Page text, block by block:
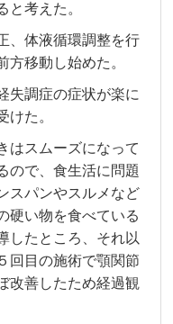
と考えた。
、体液循環調整を行
方移動し始めた。
失調症の症状が楽に
けた。
はスムーズになって
ので、食生活に問題
スパンやスルメなど
硬い物を食べている
したところ、それ以
回目の施術で顎関節
改善したため経過観